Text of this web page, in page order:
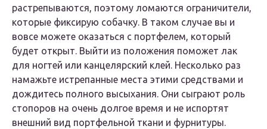
растрепываются, поэтому ломаются ограничители,
которые фиксирую собачку. В таком случае вы и
вовсе можете оказаться с портфелем, который
будет открыт. Выйти из положения поможет лак
для ногтей или канцелярский клей. Несколько раз
намажьте истрепанные места этими средствами и
дождитесь полного высыхания. Они сыграют роль
стопоров на очень долгое время и не испортят
внешний вид портфельной ткани и фурнитуры.